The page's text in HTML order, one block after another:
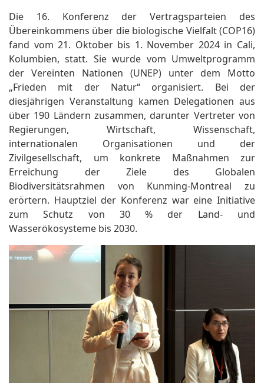
Die 16. Konferenz der Vertragsparteien des
Übereinkommens über die biologische Vielfalt (COP16)
fand vom 21. Oktober bis 1. November 2024 in Cali,
Kolumbien, statt. Sie wurde vom Umweltprogramm
der Vereinten Nationen (UNEP) unter dem Motto
„Frieden mit der Natur“ organisiert. Bei der
diesjährigen Veranstaltung kamen Delegationen aus
über 190 Ländern zusammen, darunter Vertreter von
Regierungen, Wirtschaft, Wissenschaft,
internationalen Organisationen und der
Zivilgesellschaft, um konkrete Maßnahmen zur
Erreichung der Ziele des Globalen
Biodiversitätsrahmen von Kunming-Montreal zu
erörtern. Hauptziel der Konferenz war eine Initiative
zum Schutz von 30 % der Land- und
Wasserökosysteme bis 2030.